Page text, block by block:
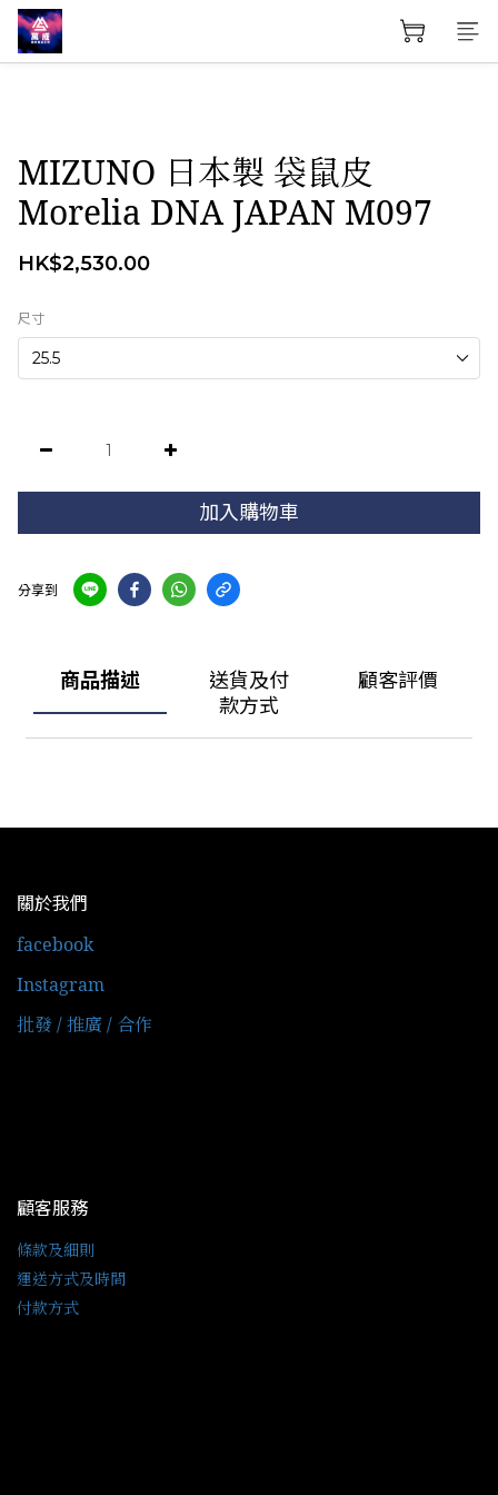
MIZUNO 日本製 袋鼠皮
Morelia DNA JAPAN M097
HK$2,530.00
尺寸
加入購物車
分享到
商品描述
送貨及付
款方式
顧客評價
關於我們
facebook
Instagram
批發 / 推廣 / 合作
顧客服務
條款及細則
運送方式及時間
付款方式